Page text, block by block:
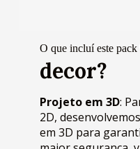
O que incluí este pack
decor?
Projeto em 3D:
2D,
em 3D para